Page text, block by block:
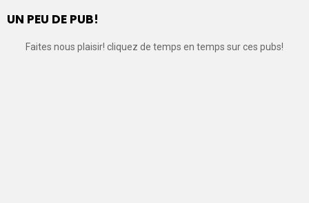
UN PEU DE PUB!
Faites nous plaisir! cliquez de temps en temps sur ces pubs!